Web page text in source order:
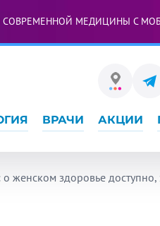
МЕДИЦИНЫ С
ВРАЧИ АКЦИИ
женском здоровье доступно,